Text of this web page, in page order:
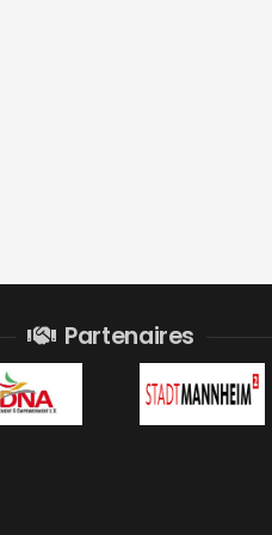
Partenaires